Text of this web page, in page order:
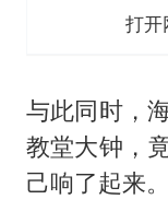
打开
与此同时，
教堂大钟，
己响了起来。